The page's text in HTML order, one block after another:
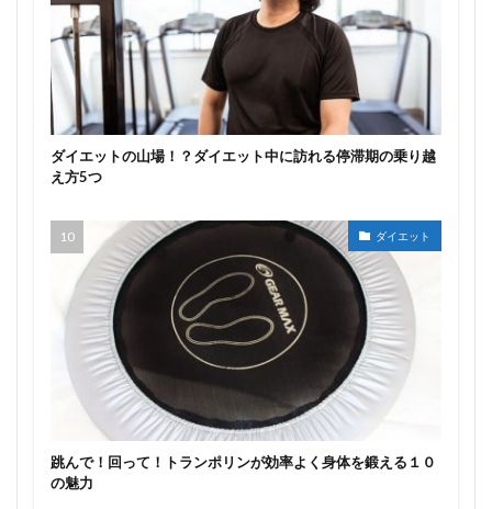
ダイエットの山場！？ダイエット中に訪れる停滞期の乗り越
え方5つ
ダイエット
跳んで！回って！トランポリンが効率よく身体を鍛える１０
の魅力